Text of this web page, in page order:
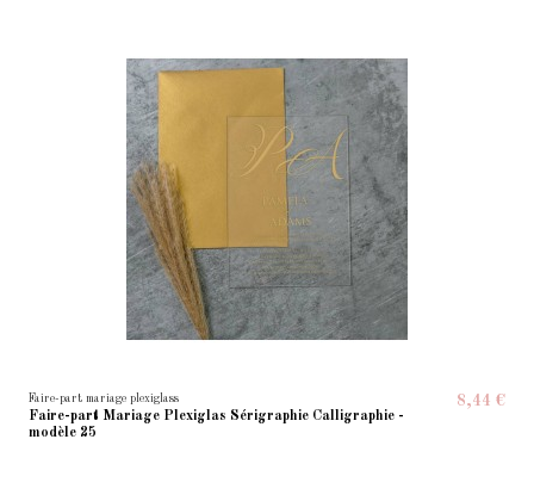
Faire-part mariage plexiglass
Faire-part Mariage Plexiglas Sérigraphie Calligraphie -
modèle 25
8,44 €